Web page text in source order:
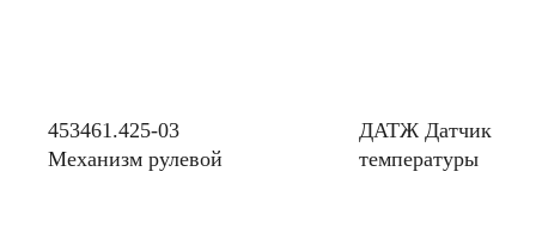
453461.425-03
Механизм рулевой
ДАТЖ Датчик
температуры